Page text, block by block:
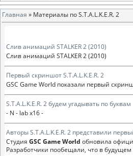
Главная » Материалы по S.T.A.L.K.E.R. 2
Слив анимаций STALKER 2 (2010)
Слив анимаций STALKER 2 (2010)
Первый скриншот S.T.A.L.K.E.R. 2
GSC Game World показали первый
S.T.A.L.K.E.R. 2 будем угадывать по буквам
- N - lab x16 -
Авторы S.T.A.L.K.E.R. 2 представили
Студия GSC Game World обновила
Разработчики пообещали, что в